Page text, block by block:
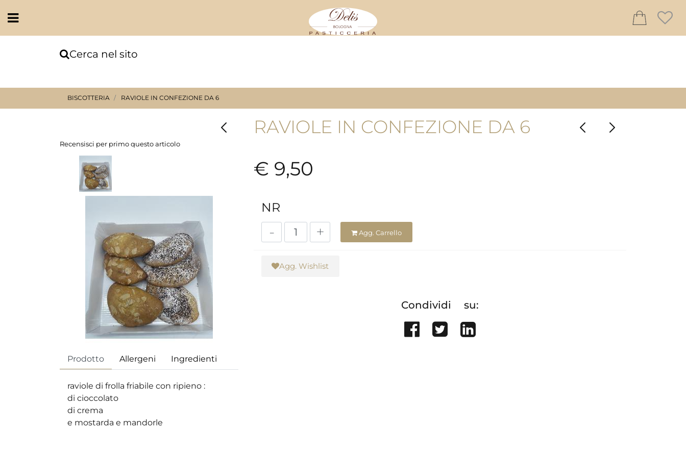
Open
Cerca nel sito
BISCOTTERIA RAVIOLE IN CONFEZIONE DA 6
Recensisci per primo questo articolo
Prodotto Allergeni Ingredienti
raviole di frolla friabile con ripieno :
di cioccolato
di crema
e mostarda e mandorle
RAVIOLE IN CONFEZIONE DA 6
€ 9,50
NR
Quantità Agg. Carrello
Agg. Wishlist
Condividi su:
Share on Facebook
TweetShare on LinkedIn